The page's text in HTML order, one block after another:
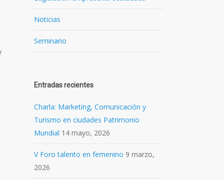
Noticias
Seminario
Entradas recientes
Charla: Marketing, Comunicación y
Turismo en ciudades Patrimonio
Mundial 14 mayo, 2026
V Foro talento en femenino 9 marzo,
2026